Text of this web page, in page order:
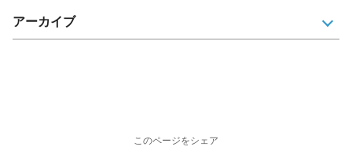
アーカイブ
このページをシェア